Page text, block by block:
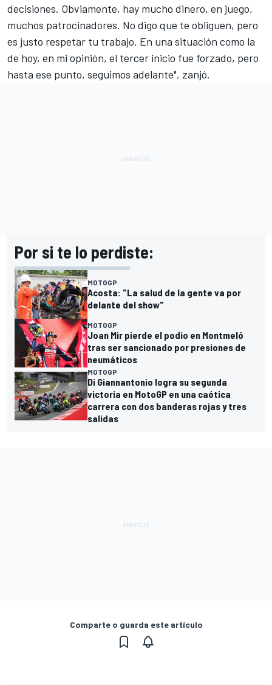
decisiones. Obviamente, hay mucho dinero, en juego,
muchos patrocinadores. No digo que te obliguen, pero
es justo respetar tu trabajo. En una situación como la
de hoy, en mi opinión, el tercer inicio fue forzado, pero
hasta ese punto, seguimos adelante", zanjó.
Por si te lo perdiste:
MOTOGP
Acosta: "La salud de la gente va por
delante del show"
MOTOGP
Joan Mir pierde el podio en Montmeló
tras ser sancionado por presiones de
neumáticos
MOTOGP
Di Giannantonio logra su segunda
victoria en MotoGP en una caótica
carrera con dos banderas rojas y tres
salidas
Comparte o guarda este artículo